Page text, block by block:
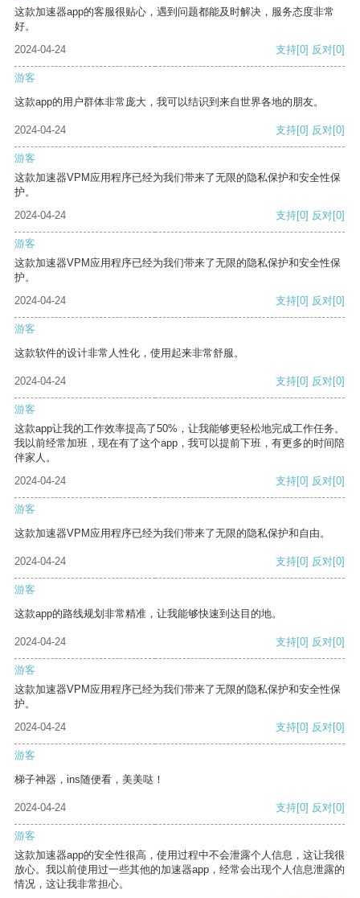
这款加速器app的客服很贴心，遇到问题都能及时解决，服务态度非常
好。
2024-04-24
支持[0] 反对[0]
游客
这款app的用户群体非常庞大，我可以结识到来自世界各地的朋友。
2024-04-24 支持[0] 反对[0]
游客
这款加速器VPM应用程序已经为我们带来了无限的隐私保护和安全性保
护。
2024-04-24
支持[0] 反对[0]
游客
这款加速器VPM应用程序已经为我们带来了无限的隐私保护和安全性保
护。
2024-04-24
支持[0] 反对[0]
游客
这款软件的设计非常人性化，使用起来非常舒服。
2024-04-24 支持[0] 反对[0]
游客
这款app让我的工作效率提高了50%，让我能够更轻松地完成工作任务。
我以前经常加班，现在有了这个app，我可以提前下班，有更多的时间陪
伴家人。
2024-04-24
支持[0] 反对[0]
游客
这款加速器VPM应用程序已经为我们带来了无限的隐私保护和自由。
2024-04-24 支持[0] 反对[0]
游客
这款app的路线规划非常精准，让我能够快速到达目的地。
2024-04-24 支持[0] 反对[0]
游客
这款加速器VPM应用程序已经为我们带来了无限的隐私保护和安全性保
护。
2024-04-24
支持[0] 反对[0]
游客
梯子神器，ins随便看，美美哒！
2024-04-24 支持[0] 反对[0]
游客
这款加速器app的安全性很高，使用过程中不会泄露个人信息，这让我很
放心。我以前使用过一些其他的加速器app，经常会出现个人信息泄露的
情况，这让我非常担心。